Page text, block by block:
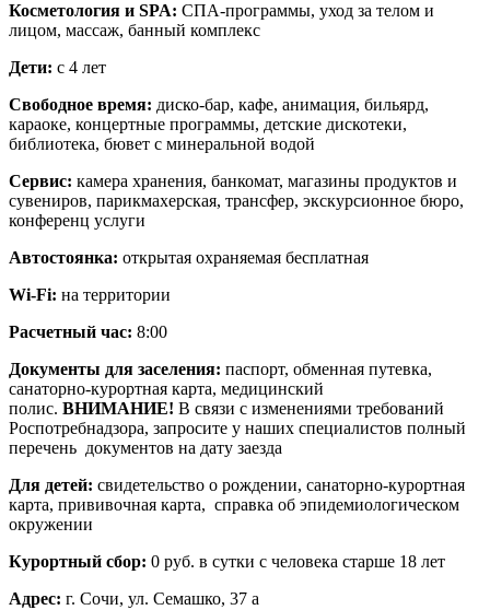
Косметология и SPA: СПА-программы, уход за телом и
лицом, массаж, банный комплекс
Дети: с 4 лет
Свободное время: диско-бар, кафе, анимация, бильярд,
караоке, концертные программы, детские дискотеки,
библиотека, бювет с минеральной водой
Сервис: камера хранения, банкомат, магазины продуктов и
сувениров, парикмахерская, трансфер, экскурсионное бюро,
конференц услуги
Автостоянка: открытая охраняемая бесплатная
Wi-Fi: на территории
Расчетный час: 8:00
Документы для заселения: паспорт, обменная путевка,
санаторно-курортная карта, медицинский
полис. ВНИМАНИЕ! В связи с изменениями требований
Роспотребнадзора, запросите у наших специалистов полный
перечень документов на дату заезда
Для детей: свидетельство о рождении, санаторно-курортная
карта, прививочная карта, справка об эпидемиологическом
окружении
Курортный сбор: 0 руб. в сутки с человека старше 18 лет
Адрес: г. Сочи, ул. Семашко, 37 а